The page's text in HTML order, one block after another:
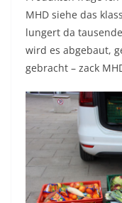
MHD siehe das
lungert da
wird es abgebaut,
gebracht – zack